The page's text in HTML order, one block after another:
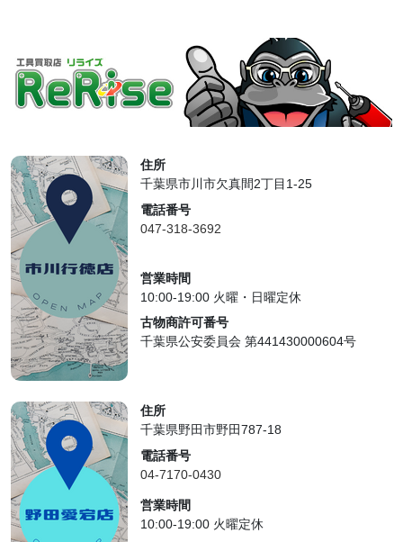
住所
千葉県市川市欠真間2丁目1-25
電話番号
047-318-3692
営業時間
10:00-19:00 火曜・日曜定休
古物商許可番号
千葉県公安委員会 第441430000604号
住所
千葉県野田市野田787-18
電話番号
04-7170-0430
営業時間
10:00-19:00 火曜定休